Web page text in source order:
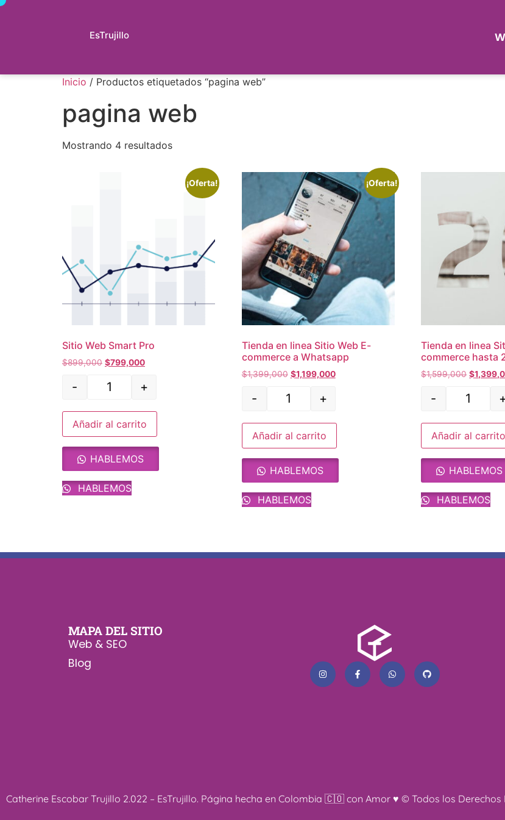
EsTrujillo
Inicio / Productos etiquetados “pagina web”
pagina web
Mostrando 4 resultados
¡Oferta!
Sitio Web Smart Pro
$899,000 $799,000
- +
Añadir al carrito
HABLEMOS
HABLEMOS
¡Oferta!
Tienda en linea Sitio Web E-
commerce a Whatsapp
$1,399,000 $1,199,000
- +
Añadir al carrito
HABLEMOS
HABLEMOS
Tienda en linea
commerce hasta
$1,599,000 $
-
Añadir al carrito
HABLEMOS
HABLEMOS
MAPA DEL SITIO
Web & SEO
Blog
Catherine Escobar Trujillo 2.022 – EsTrujillo. Página hecha en Colombia 🇨🇴 con Amor ♥ © Todos los Derechos